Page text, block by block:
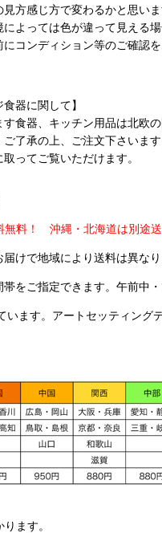
方感じ方で変わるかと思い
よっては色が違って見える
コンディション等のご確認
器に関して】
食器、キッチン用品は北欧
了承の上、ご注文下さいます
ってご覧いただけます。
料！ 沖縄・北海道は別途送
届けで地域により送料は異な
をご指定できます。 午前中
います。アートセッティング
ます。